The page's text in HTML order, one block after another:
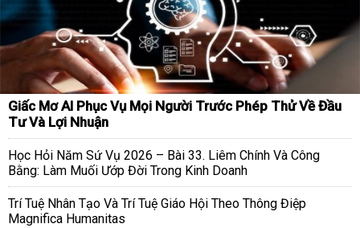
Giấc Mơ AI Phục Vụ Mọi Người Trước Phép Thử Về Đầu
Tư Và Lợi Nhuận
Học Hỏi Năm Sứ Vụ 2026 – Bài 33. Liêm Chính Và Công
Bằng: Làm Muối Ướp Đời Trong Kinh Doanh
Trí Tuệ Nhân Tạo Và Trí Tuệ Giáo Hội Theo Thông Điệp
Magnifica Humanitas